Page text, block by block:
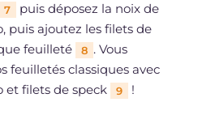
7
puis déposez la noix de
puis ajoutez les filets de
feuilleté
8 . Vous
feuilletés classiques avec
et filets de speck
9 !